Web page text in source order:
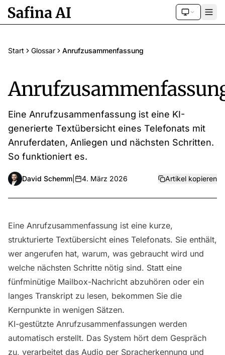
Start Glossar Anrufzusammenfassung
Eine Anrufzusammenfassung ist eine KI-
generierte Textübersicht eines Telefonats mit
Anruferdaten, Anliegen und nächsten Schritten.
So funktioniert es.
David Schemm 4. März 2026 Artikel kopieren
Eine Anrufzusammenfassung ist eine kurze,
strukturierte Textübersicht eines Telefonats. Sie enthält,
wer angerufen hat, warum, was gebraucht wird und
welche nächsten Schritte nötig sind. Statt eine
fünfminütige Mailbox-Nachricht abzuhören oder ein
langes Transkript zu lesen, bekommen Sie die
Kernpunkte in wenigen Sätzen.
KI-gestützte Anrufzusammenfassungen werden
automatisch erstellt. Das System hört dem Gespräch
zu, verarbeitet das Audio per Spracherkennung und